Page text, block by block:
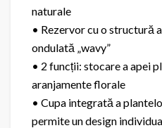
naturale
• Rezervor cu o structură
ondulată „wavy”
• 2 funcții: stocare a apei
aranjamente florale
• Cupa integrată a
permite un design